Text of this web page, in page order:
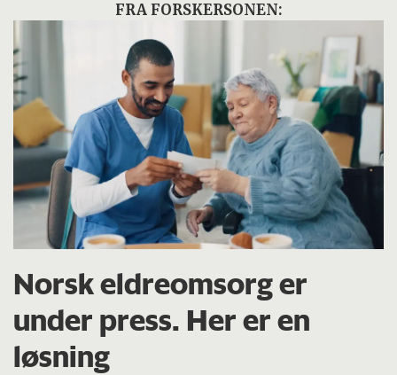
FRA FORSKERSONEN:
Norsk eldreomsorg er
under press. Her er en
løsning